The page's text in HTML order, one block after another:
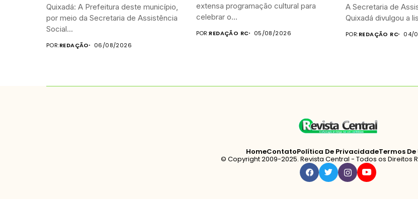
Quixadá: A Prefeitura deste município,
por meio da Secretaria de Assistência
Social...
POR:REDAÇÃO 06/08/2026
extensa programação cultural para
celebrar o...
POR:REDAÇÃO RC 05/08/2026
A Secretaria de
Quixadá divulgou a
POR:REDAÇÃO RC 04/
HomeContatoPolítica De PrivacidadeTermos De
© Copyright 2009-2025. Revista Central - Todos os Direitos